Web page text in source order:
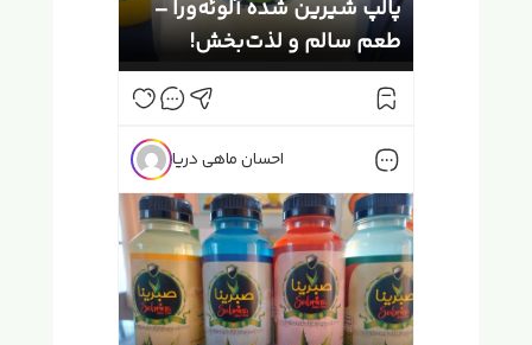
پالپ شیرین شده آلوئه‌ورا –
طعم سالم و لذت‌بخش!
احسان ماهی دریا